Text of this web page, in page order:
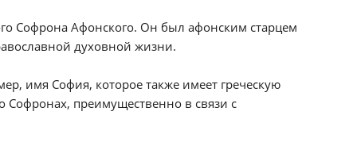
Софрона Афонского. Он был афонским старцем
духовной жизни.
имя София, которое также имеет греческую
преимущественно в связи с